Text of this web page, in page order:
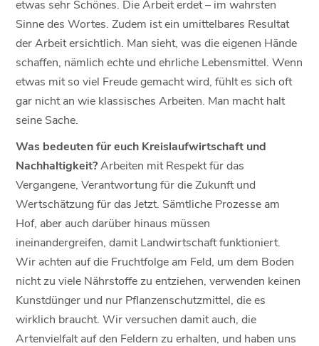
etwas sehr Schönes. Die Arbeit erdet – im wahrsten
Sinne des Wortes. Zudem ist ein umittelbares Resultat
der Arbeit ersichtlich. Man sieht, was die eigenen Hände
schaffen, nämlich echte und ehrliche Lebensmittel. Wenn
etwas mit so viel Freude gemacht wird, fühlt es sich oft
gar nicht an wie klassisches Arbeiten. Man macht halt
seine Sache.
Was bedeuten für euch Kreislaufwirtschaft und
Nachhaltigkeit? Arbeiten mit Respekt für das
Vergangene, Verantwortung für die Zukunft und
Wertschätzung für das Jetzt. Sämtliche Prozesse am
Hof, aber auch darüber hinaus müssen
ineinandergreifen, damit Landwirtschaft funktioniert.
Wir achten auf die Fruchtfolge am Feld, um dem Boden
nicht zu viele Nährstoffe zu entziehen, verwenden keinen
Kunstdünger und nur Pflanzenschutzmittel, die es
wirklich braucht. Wir versuchen damit auch, die
Artenvielfalt auf den Feldern zu erhalten, und haben uns